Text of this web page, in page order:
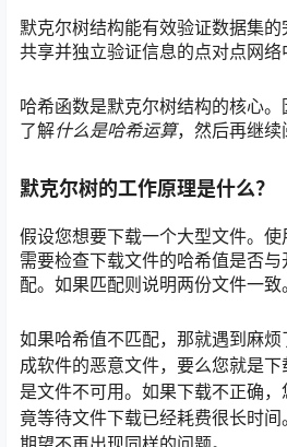
默克尔树结构能有效验证数据集
共享并独立验证信息的点对点网络
哈希函数是默克尔树结构的核心
了解什么是哈希运算，然后再继续
默克尔树的工作原理是什么？
假设您想要下载一个大型文件。
需要检查下载文件的哈希值是否
配。如果匹配则说明两份文件一致。
如果哈希值不匹配，那就遇到麻
成软件的恶意文件，要么您就是
是文件不可用。如果下载不正确
竟等待文件下载已经耗费很长时